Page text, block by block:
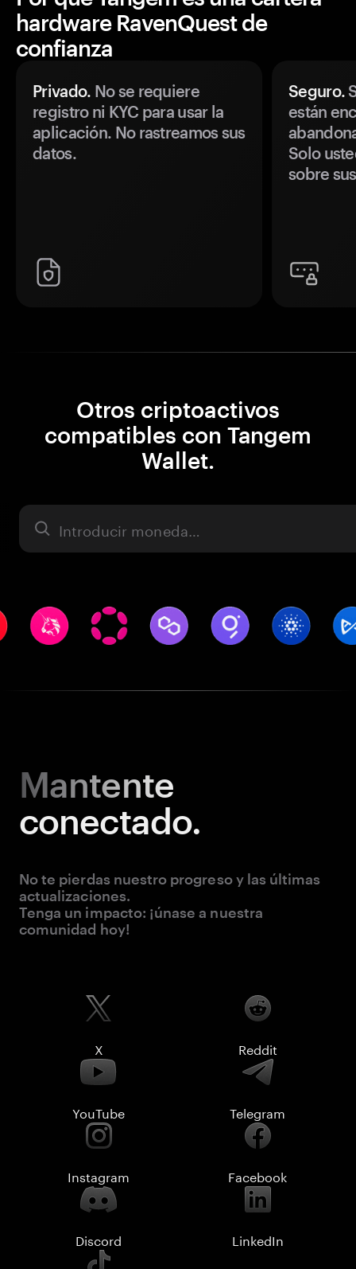
hardware RavenQuest de
confianza
Privado. No se requiere
registro ni KYC para usar la
aplicación. No rastreamos sus
datos.
Seguro.
están
Solo
sobre
Otros criptoactivos
compatibles con Tangem
Wallet.
Activo
Mantente
conectado.
No te pierdas nuestro progreso y las últimas
actualizaciones.
Tenga un impacto: ¡únase a nuestra
comunidad hoy!
X Reddit
YouTube Telegram
Instagram Facebook
Discord LinkedIn